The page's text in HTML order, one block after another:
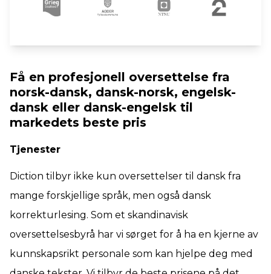
Få en profesjonell oversettelse fra
norsk-dansk, dansk-norsk, engelsk-
dansk eller dansk-engelsk til
markedets beste pris
Tjenester
Diction tilbyr ikke kun oversettelser til dansk fra
mange forskjellige språk, men også dansk
korrekturlesing. Som et skandinavisk
oversettelsesbyrå har vi sørget for å ha en kjerne av
kunnskapsrikt personale som kan hjelpe deg med